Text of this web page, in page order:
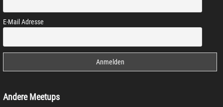
E-Mail Adresse
Andere Meetups